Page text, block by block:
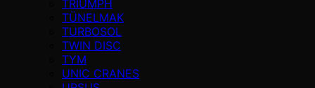
TRIUMPH
TÜNELMAK
TURBOSOL
TWIN DISC
TYM
UNIC CRANES